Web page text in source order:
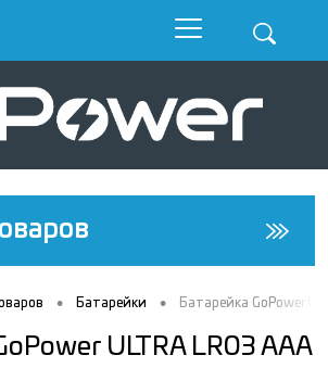
• Батарейки • Батарейка GoPower
ULTRA LR03 AAA